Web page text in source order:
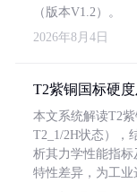
（版本V1.2）。
2026年8月4日
T2紫铜国标硬
本文系统解读T2
T2_1/2H状态），
析其力学性能指
特性差异，为工业